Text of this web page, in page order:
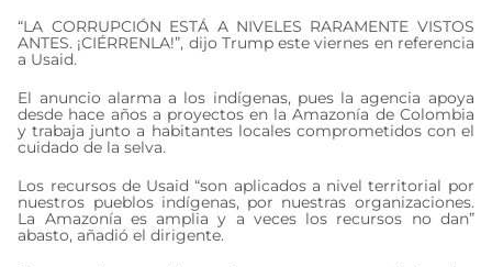
“LA CORRUPCIÓN ESTÁ A NIVELES RARAMENTE VISTOS
ANTES. ¡CIÉRRENLA!”, dijo Trump este viernes en referencia
a Usaid.
El anuncio alarma a los indígenas, pues la agencia apoya
desde hace años a proyectos en la Amazonía de Colombia
y trabaja junto a habitantes locales comprometidos con el
cuidado de la selva.
Los recursos de Usaid “son aplicados a nivel territorial por
nuestros pueblos indígenas, por nuestras organizaciones.
La Amazonía es amplia y a veces los recursos no dan”
abasto, añadió el dirigente.